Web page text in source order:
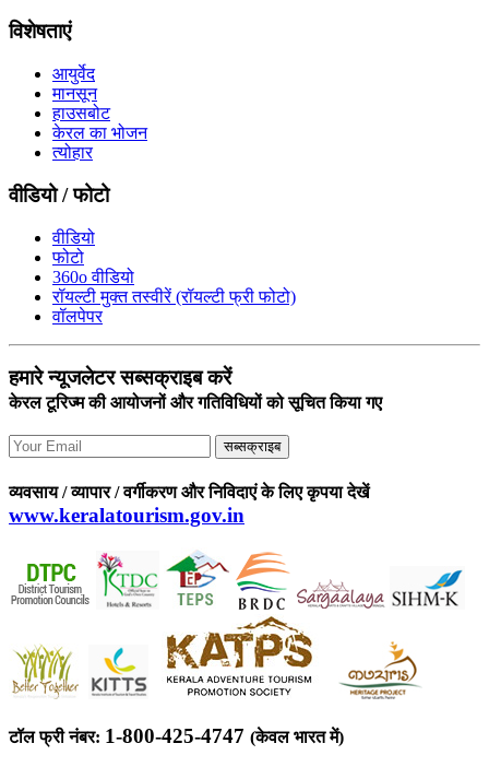
विशेषताएं
आयुर्वेद
मानसून
हाउसबोट
केरल का भोजन
त्योहार
वीडियो / फोटो
वीडियो
फोटो
360o वीडियो
रॉयल्टी मुक्त तस्वीरें (रॉयल्टी फ्री फोटो)
वॉलपेपर
हमारे न्यूजलेटर सब्सक्राइब करें
केरल टूरिज्म की आयोजनों और गतिविधियों को सूचित किया गए
सब्सक्राइब
व्यवसाय / व्यापार / वर्गीकरण और निविदाएं के लिए कृपया देखें
www.keralatourism.gov.in
टॉल फ्री नंबर: 1-800-425-4747 (केवल भारत में)